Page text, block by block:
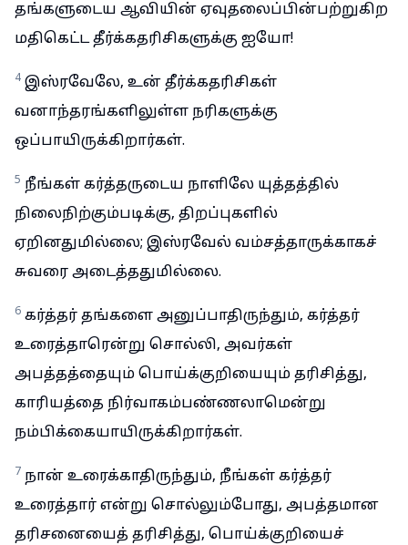
தங்களுடைய ஆவியின் ஏவுதலைப்பின்பற்றுகிற
மதிகெட்ட தீர்க்கதரிசிகளுக்கு ஐயோ!
4 இஸ்ரவேலே, உன் தீர்க்கதரிசிகள்
வனாந்தரங்களிலுள்ள நரிகளுக்கு
ஒப்பாயிருக்கிறார்கள்.
5 நீங்கள் கர்த்தருடைய நாளிலே யுத்தத்தில்
நிலைநிற்கும்படிக்கு, திறப்புகளில்
ஏறினதுமில்லை; இஸ்ரவேல் வம்சத்தாருக்காகச்
சுவரை அடைத்ததுமில்லை.
6 கர்த்தர் தங்களை அனுப்பாதிருந்தும், கர்த்தர்
உரைத்தாரென்று சொல்லி, அவர்கள்
அபத்தத்தையும் பொய்க்குறியையும் தரிசித்து,
காரியத்தை நிர்வாகம்பண்ணலாமென்று
நம்பிக்கையாயிருக்கிறார்கள்.
7 நான் உரைக்காதிருந்தும், நீங்கள் கர்த்தர்
உரைத்தார் என்று சொல்லும்போது, அபத்தமான
தரிசனையைத் தரிசித்து, பொய்க்குறியைச்